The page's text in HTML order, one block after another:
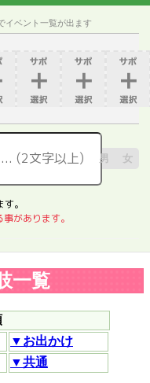
イベント一覧が出ます
男 女
。
があります。
一覧
▼お出かけ
▼共通